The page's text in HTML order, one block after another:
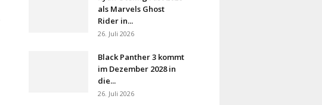
als Marvels Ghost
Rider in...
26. Juli 2026
Black Panther 3 kommt
im Dezember 2028 in
die...
26. Juli 2026